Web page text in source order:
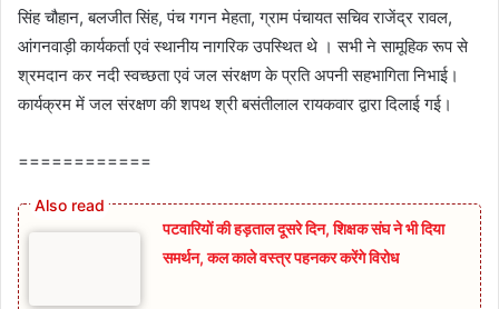
सिंह चौहान, बलजीत सिंह, पंच गगन मेहता, ग्राम पंचायत सचिव राजेंद्र रावल,
आंगनवाड़ी कार्यकर्ता एवं स्थानीय नागरिक उपस्थित थे । सभी ने सामूहिक रूप से
श्रमदान कर नदी स्वच्छता एवं जल संरक्षण के प्रति अपनी सहभागिता निभाई।
कार्यक्रम में जल संरक्षण की शपथ श्री बसंतीलाल रायकवार द्वारा दिलाई गई।
============
पटवारियों की हड़ताल दूसरे दिन, शिक्षक संघ ने भी दिया
समर्थन, कल काले वस्त्र पहनकर करेंगे विरोध